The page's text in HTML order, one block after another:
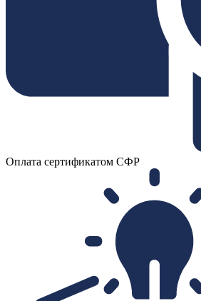
Оплата сертификатом СФР